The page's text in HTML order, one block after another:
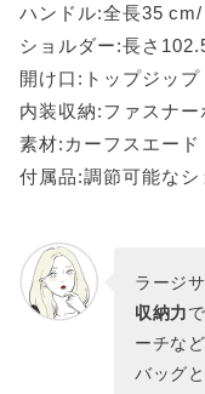
ハンドル:全長35
ショルダー:長さ
開け口:トップジップ
内装収納:ファスナ
素材:カーフスエード
付属品:調節可能な
ラージ
収納力
ーチな
バッグ